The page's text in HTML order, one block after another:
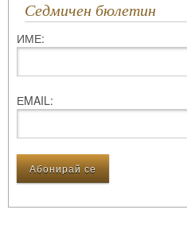
Седмичен бюлетин
ИМЕ:
ЕMAIL: